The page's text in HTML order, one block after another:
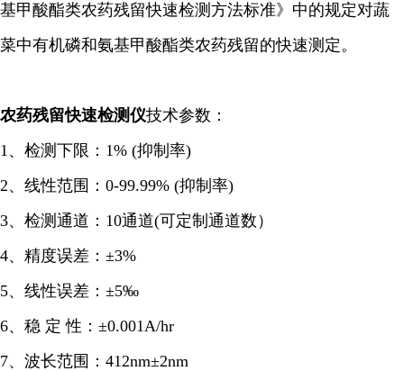
基甲酸酯类农药残留快速检测方法标准》中的规定对蔬
菜中有机磷和氨基甲酸酯类农药残留的快速测定。
农药残留快速检测仪技术参数：
1、检测下限：1% (抑制率)
2、线性范围：0-99.99% (抑制率)
3、检测通道：10通道(可定制通道数）
4、精度误差：±3%
5、线性误差：±5‰
6、稳 定 性：±0.001A/hr
7、波长范围：412nm±2nm